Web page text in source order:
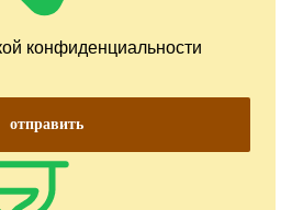
конфиденциальности
отправить